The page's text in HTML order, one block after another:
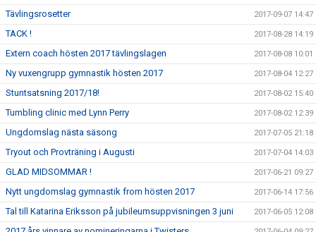
Tävlingsrosetter 2017-09-07 14:47
TACK ! 2017-08-28 14:19
Extern coach hösten 2017 tävlingslagen 2017-08-08 10:01
Ny vuxengrupp gymnastik hösten 2017 2017-08-04 12:27
Stuntsatsning 2017/18! 2017-08-02 15:40
Tumbling clinic med Lynn Perry 2017-08-02 12:39
Ungdomslag nästa säsong 2017-07-05 21:18
Tryout och Provträning i Augusti 2017-07-04 14:03
GLAD MIDSOMMAR ! 2017-06-21 09:27
Nytt ungdomslag gymnastik from hösten 2017 2017-06-14 17:56
Tal till Katarina Eriksson på jubileumsuppvisningen 3 juni 2017-06-05 12:08